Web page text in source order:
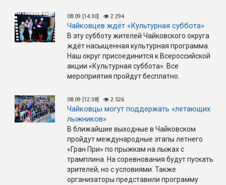
08.09 [14:30] 2 294
Чайковцев ждёт «Культурная суббота»
В эту субботу жителей Чайковского округа
ждёт насыщенная культурная программа.
Наш округ присоединится к Всероссийской
акции «Культурная суббота». Все
мероприятия пройдут бесплатно.
08.09 [12:38] 2 526
Чайковцы могут поддержать «летающих
лыжников»
В ближайшие выходные в Чайковском
пройдут международные этапы летнего
«Гран При» по прыжкам на лыжах с
трамплина. На соревнования будут пускать
зрителей, но с условиями. Также
организаторы представили программу